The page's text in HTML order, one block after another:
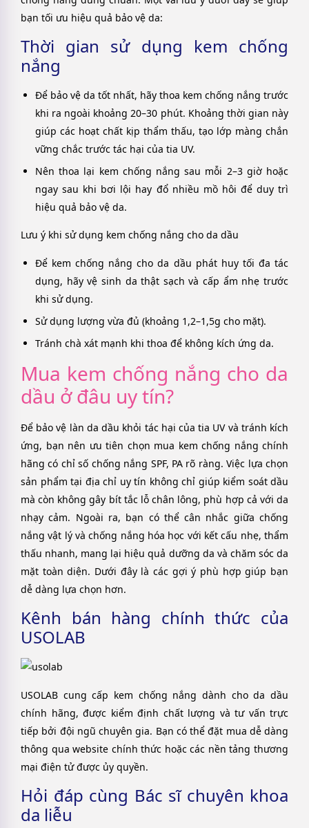
bạn tối ưu hiệu quả bảo vệ da:
Thời gian sử dụng kem chống
nắng
Để bảo vệ da tốt nhất, hãy thoa kem chống nắng trước
khi ra ngoài khoảng 20–30 phút. Khoảng thời gian này
giúp các hoạt chất kịp thẩm thấu, tạo lớp màng chắn
vững chắc trước tác hại của tia UV.
Nên thoa lại kem chống nắng sau mỗi 2–3 giờ hoặc
ngay sau khi bơi lội hay đổ nhiều mồ hôi để duy trì
hiệu quả bảo vệ da.
Lưu ý khi sử dụng kem chống nắng cho da dầu
Để kem chống nắng cho da dầu phát huy tối đa tác
dụng, hãy vệ sinh da thật sạch và cấp ẩm nhẹ trước
khi sử dụng.
Sử dụng lượng vừa đủ (khoảng 1,2–1,5g cho mặt).
Tránh chà xát mạnh khi thoa để không kích ứng da.
Mua kem chống nắng cho da
dầu ở đâu uy tín?
Để bảo vệ làn da dầu khỏi tác hại của tia UV và tránh kích
ứng, bạn nên ưu tiên chọn mua kem chống nắng chính
hãng có chỉ số chống nắng SPF, PA rõ ràng. Việc lựa chọn
sản phẩm tại địa chỉ uy tín không chỉ giúp kiểm soát dầu
mà còn không gây bít tắc lỗ chân lông, phù hợp cả với da
nhạy cảm. Ngoài ra, bạn có thể cân nhắc giữa chống
nắng vật lý và chống nắng hóa học với kết cấu nhẹ, thẩm
thấu nhanh, mang lại hiệu quả dưỡng da và chăm sóc da
mặt toàn diện. Dưới đây là các gợi ý phù hợp giúp bạn
dễ dàng lựa chọn hơn.
Kênh bán hàng chính thức của
USOLAB
USOLAB cung cấp kem chống nắng dành cho da dầu
chính hãng, được kiểm định chất lượng và tư vấn trực
tiếp bởi đội ngũ chuyên gia. Bạn có thể đặt mua dễ dàng
thông qua website chính thức hoặc các nền tảng thương
mại điện tử được ủy quyền.
Hỏi đáp cùng Bác sĩ chuyên khoa
da liễu